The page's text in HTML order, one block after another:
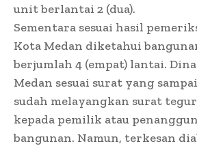
unit berlantai 2 (dua).
Sementara sesuai hasil
Kota Medan diketahui
berjumlah 4 (empat) lantai.
Medan sesuai surat yang
sudah melayangkan surat
kepada pemilik atau
bangunan. Namun, terkesan